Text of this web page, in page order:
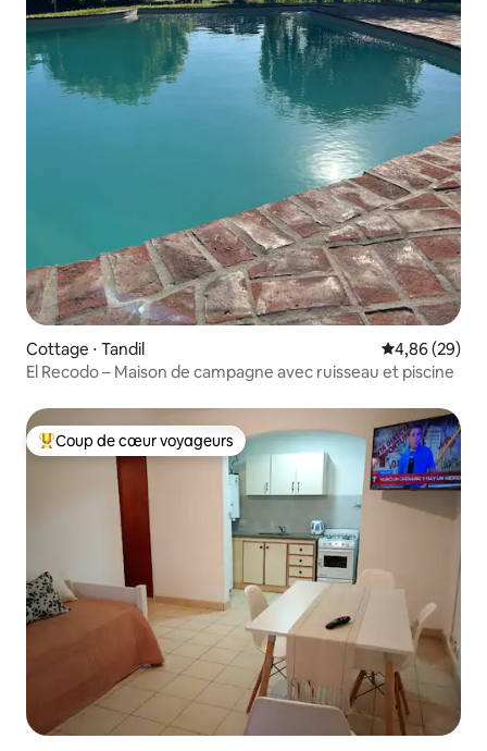
Cottage ⋅ Tandil Évaluation
4,86 (29)
El Recodo – Maison de campagne avec ruisseau et piscine
Coups de cœur voyageurs les plus appréciés
Coup de cœur voyageurs